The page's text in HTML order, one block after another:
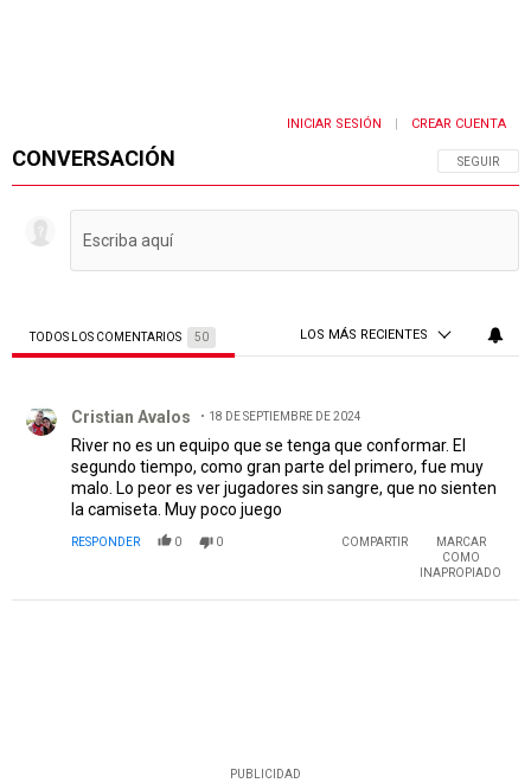
CONVERSACIÓN SIGA ESTA
SEGUIR
INICIAR SESIÓN CREAR CUENTA
TODOS LOS COMENTARIOS 50 LOS MÁS RECIENTES
Cristian Avalos 18 DE SEPTIEMBRE DE 2024
River no es un equipo que se tenga que conformar. El
segundo tiempo, como gran parte del primero, fue muy
malo. Lo peor es ver jugadores sin sangre, que no sienten
la camiseta. Muy poco juego
RESPONDER 0 0 COMPARTIR
MARCAR
COMO
INAPROPIADO
PUBLICIDAD